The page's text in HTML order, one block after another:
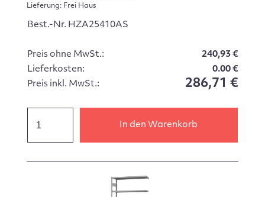
Lieferung: Frei Haus
Best.-Nr. HZA25410AS
Preis ohne MwSt.:
240,93 €
Lieferkosten:
0.00 €
Preis inkl. MwSt.:
286,71 €
In den Warenkorb